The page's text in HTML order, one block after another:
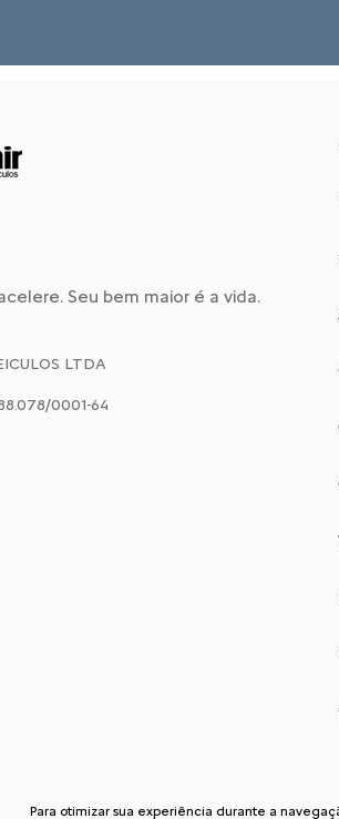
Seu bem maior é a vida.
LTDA
0001-64
Para otimizar sua experiência durante a